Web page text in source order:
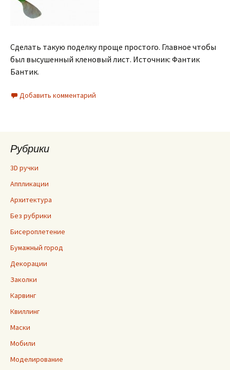
Сделать такую поделку проще простого. Главное чтобы
был высушенный кленовый лист. Источник: Фантик
Бантик.
Добавить комментарий
Рубрики
3D ручки
Аппликации
Архитектура
Без рубрики
Бисероплетение
Бумажный город
Декорации
Заколки
Карвинг
Квиллинг
Маски
Мобили
Моделирование